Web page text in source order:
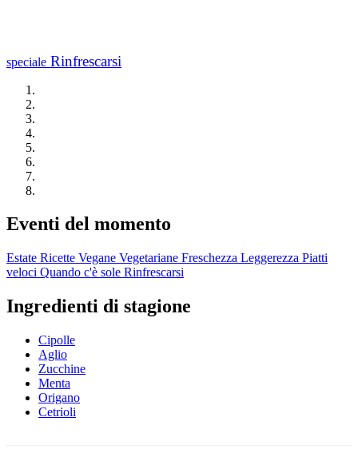
speciale Rinfrescarsi
Eventi del momento
Estate Ricette Vegane Vegetariane Freschezza Leggerezza Piatti
veloci Quando c'è sole Rinfrescarsi
Ingredienti di stagione
Cipolle
Aglio
Zucchine
Menta
Origano
Cetrioli